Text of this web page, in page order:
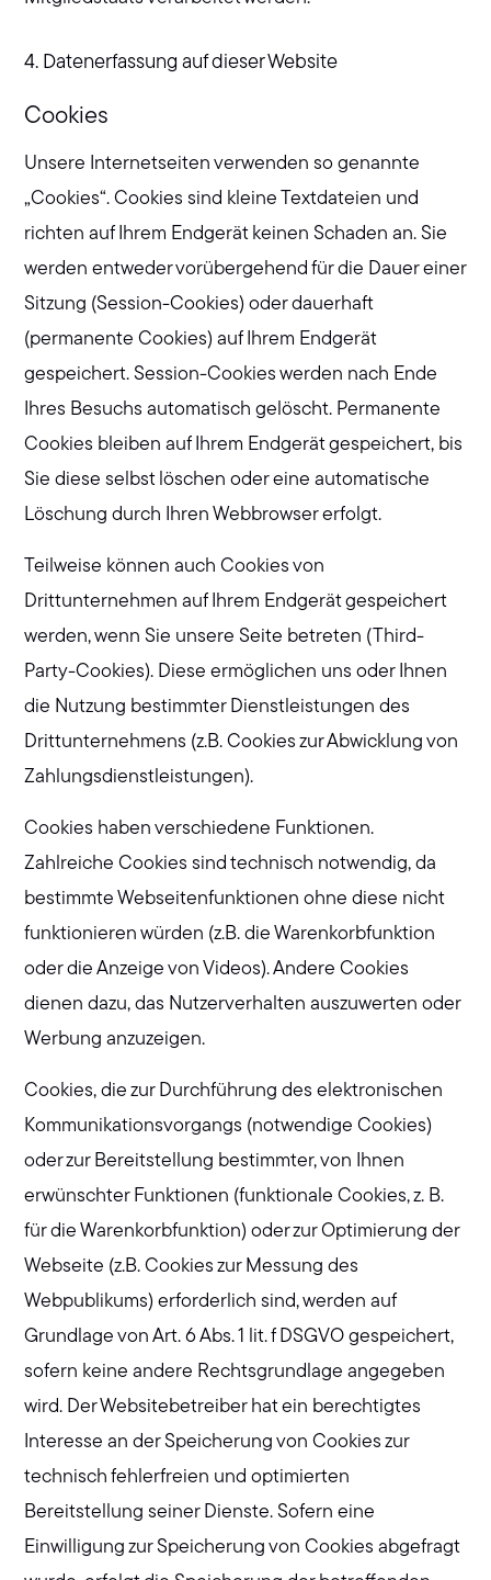
4. Datenerfassung auf dieser Website
Cookies
Unsere Internetseiten verwenden so genannte
„Cookies“. Cookies sind kleine Textdateien und
richten auf Ihrem Endgerät keinen Schaden an. Sie
werden entweder vorübergehend für die Dauer einer
Sitzung (Session-Cookies) oder dauerhaft
(permanente Cookies) auf Ihrem Endgerät
gespeichert. Session-Cookies werden nach Ende
Ihres Besuchs automatisch gelöscht. Permanente
Cookies bleiben auf Ihrem Endgerät gespeichert, bis
Sie diese selbst löschen oder eine automatische
Löschung durch Ihren Webbrowser erfolgt.
Teilweise können auch Cookies von
Drittunternehmen auf Ihrem Endgerät gespeichert
werden, wenn Sie unsere Seite betreten (Third-
Party-Cookies). Diese ermöglichen uns oder Ihnen
die Nutzung bestimmter Dienstleistungen des
Drittunternehmens (z.B. Cookies zur Abwicklung von
Zahlungsdienstleistungen).
Cookies haben verschiedene Funktionen.
Zahlreiche Cookies sind technisch notwendig, da
bestimmte Webseitenfunktionen ohne diese nicht
funktionieren würden (z.B. die Warenkorbfunktion
oder die Anzeige von Videos). Andere Cookies
dienen dazu, das Nutzerverhalten auszuwerten oder
Werbung anzuzeigen.
Cookies, die zur Durchführung des elektronischen
Kommunikationsvorgangs (notwendige Cookies)
oder zur Bereitstellung bestimmter, von Ihnen
erwünschter Funktionen (funktionale Cookies, z. B.
für die Warenkorbfunktion) oder zur Optimierung der
Webseite (z.B. Cookies zur Messung des
Webpublikums) erforderlich sind, werden auf
Grundlage von Art. 6 Abs. 1 lit. f DSGVO gespeichert,
sofern keine andere Rechtsgrundlage angegeben
wird. Der Websitebetreiber hat ein berechtigtes
Interesse an der Speicherung von Cookies zur
technisch fehlerfreien und optimierten
Bereitstellung seiner Dienste. Sofern eine
Einwilligung zur Speicherung von Cookies abgefragt